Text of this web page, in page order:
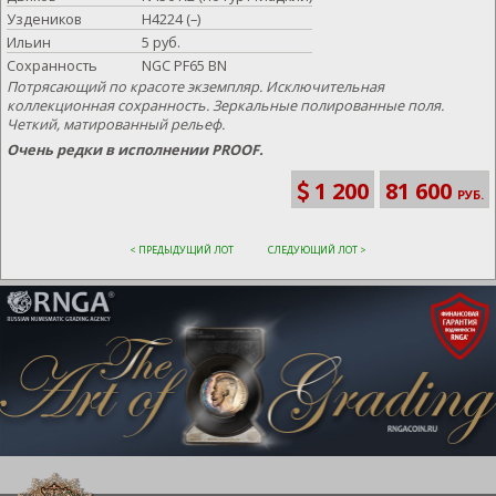
Уздеников
Н4224 (–)
Ильин
5 руб.
Сохранность
NGC PF65 BN
Потрясающий по красоте экземпляр. Исключительная
коллекционная сохранность. Зеркальные полированные поля.
Четкий, матированный рельеф.
Очень редки в исполнении PROOF.
1 200 81 600 РУБ.
< ПРЕДЫДУЩИЙ ЛОТ СЛЕДУЮЩИЙ ЛОТ >